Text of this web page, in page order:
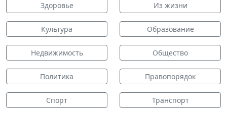
Здоровье Из жизни
Культура Образование
Недвижимость Общество
Политика Правопорядок
Спорт Транспорт